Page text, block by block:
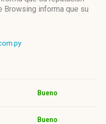
Browsing informa que su
Bueno
Bueno